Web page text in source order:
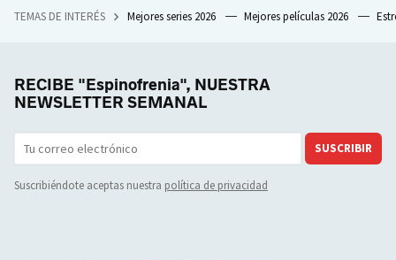
TEMAS DE INTERÉS Mejores series 2026 Mejores películas 2026
RECIBE "Espinofrenia", NUESTRA
NEWSLETTER SEMANAL
SUSCRIBIR
Suscribiéndote aceptas nuestra política de privacidad